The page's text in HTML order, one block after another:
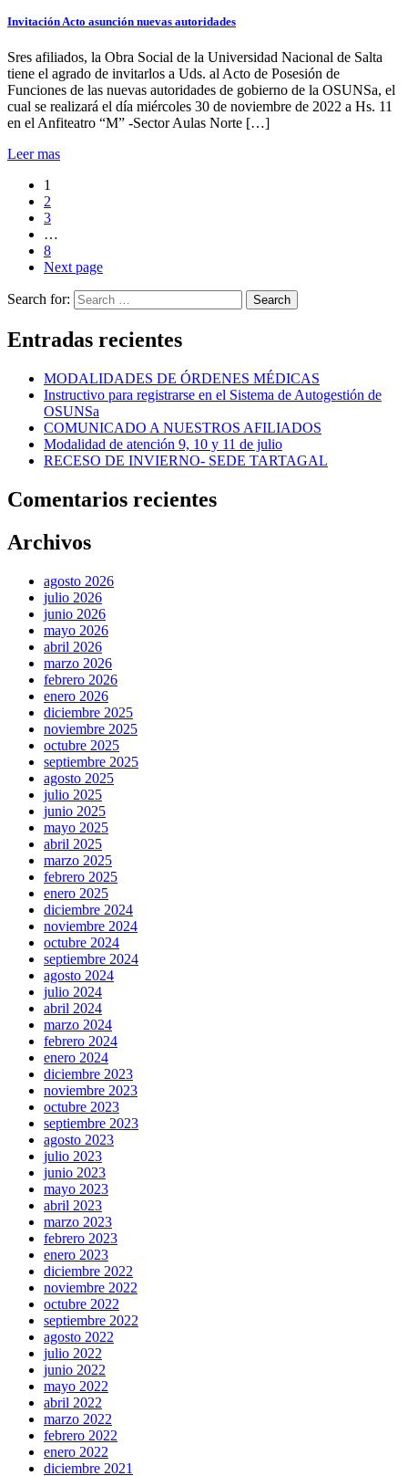
Invitación Acto asunción nuevas autoridades
Sres afiliados, la Obra Social de la Universidad Nacional de Salta
tiene el agrado de invitarlos a Uds. al Acto de Posesión de
Funciones de las nuevas autoridades de gobierno de la OSUNSa, el
cual se realizará el día miércoles 30 de noviembre de 2022 a Hs. 11
en el Anfiteatro “M” -Sector Aulas Norte […]
Leer mas
1
2
3
…
8
Next page
Search for: Search
Entradas recientes
MODALIDADES DE ÓRDENES MÉDICAS
Instructivo para registrarse en el Sistema de Autogestión de
OSUNSa
COMUNICADO A NUESTROS AFILIADOS
Modalidad de atención 9, 10 y 11 de julio
RECESO DE INVIERNO- SEDE TARTAGAL
Comentarios recientes
Archivos
agosto 2026
julio 2026
junio 2026
mayo 2026
abril 2026
marzo 2026
febrero 2026
enero 2026
diciembre 2025
noviembre 2025
octubre 2025
septiembre 2025
agosto 2025
julio 2025
junio 2025
mayo 2025
abril 2025
marzo 2025
febrero 2025
enero 2025
diciembre 2024
noviembre 2024
octubre 2024
septiembre 2024
agosto 2024
julio 2024
abril 2024
marzo 2024
febrero 2024
enero 2024
diciembre 2023
noviembre 2023
octubre 2023
septiembre 2023
agosto 2023
julio 2023
junio 2023
mayo 2023
abril 2023
marzo 2023
febrero 2023
enero 2023
diciembre 2022
noviembre 2022
octubre 2022
septiembre 2022
agosto 2022
julio 2022
junio 2022
mayo 2022
abril 2022
marzo 2022
febrero 2022
enero 2022
diciembre 2021